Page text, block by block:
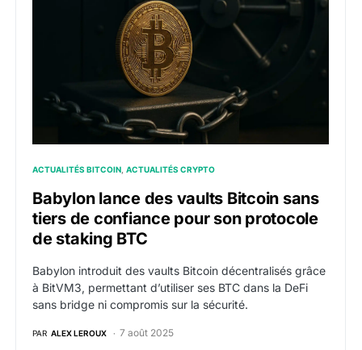
ACTUALITÉS BITCOIN ACTUALITÉS CRYPTO
Babylon lance des vaults Bitcoin sans
tiers de confiance pour son protocole
de staking BTC
Babylon introduit des vaults Bitcoin décentralisés grâce
à BitVM3, permettant d’utiliser ses BTC dans la DeFi
sans bridge ni compromis sur la sécurité.
PAR ALEX LEROUX 7 août 2025